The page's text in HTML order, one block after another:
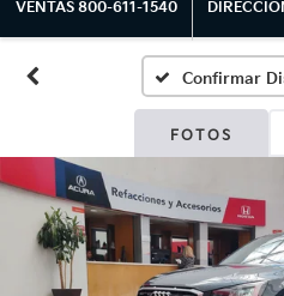
VENTAS 800-611-1540
Confirmar
FOTOS